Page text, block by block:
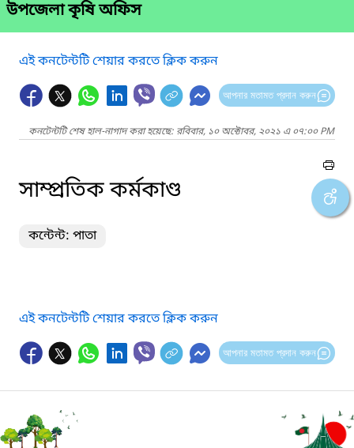
উপজেলা কৃষি অফিস
এই কনটেন্টটি শেয়ার করতে ক্লিক করুন
আপনার মতামত প্রদান করুন
কনটেন্টটি শেষ হাল-নাগাদ করা হয়েছে: রবিবার, ১০ অক্টোবর, ২০২১ এ ০৭:০০ PM
সাম্প্রতিক কর্মকাণ্ড
কন্টেন্ট: পাতা
এই কনটেন্টটি শেয়ার করতে ক্লিক করুন
আপনার মতামত প্রদান করুন